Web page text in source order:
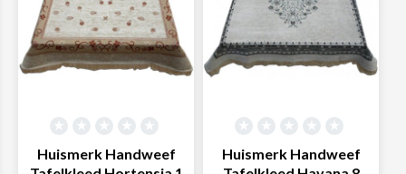
Huismerk Handweef
Huismerk Handweef